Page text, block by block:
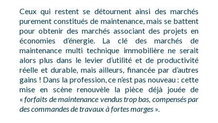
Ceux qui restent se détournent ainsi des marchés
purement constitués de maintenance, mais se battent
pour obtenir des marchés associant des projets en
économies d’énergie. La clé des marchés de
maintenance multi technique immobilière ne serait
alors plus dans le levier d’utilité et de productivité
réelle et durable, mais ailleurs, financée par d’autres
gains ! Dans la profession, ce n’est pas nouveau : cette
mise en scène renouvèle la pièce déjà jouée de
«forfaits de maintenance vendus trop bas, compensés par
des commandes de travaux à fortes marges ».